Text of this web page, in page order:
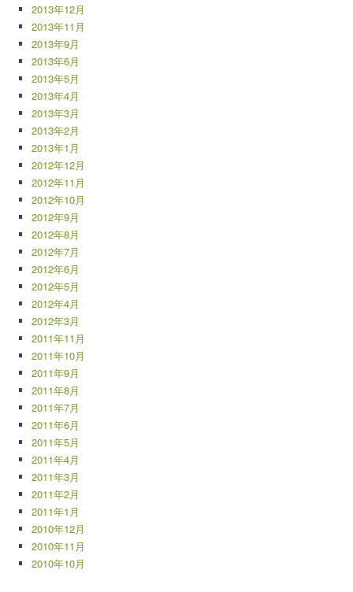
2013年12月
2013年11月
2013年9月
2013年6月
2013年5月
2013年4月
2013年3月
2013年2月
2013年1月
2012年12月
2012年11月
2012年10月
2012年9月
2012年8月
2012年7月
2012年6月
2012年5月
2012年4月
2012年3月
2011年11月
2011年10月
2011年9月
2011年8月
2011年7月
2011年6月
2011年5月
2011年4月
2011年3月
2011年2月
2011年1月
2010年12月
2010年11月
2010年10月